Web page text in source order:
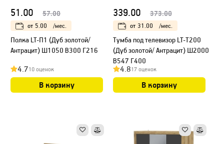
51.00 57.00
от 5.00 /мес.
Полка LT-П1 (Дуб золотой/
Антрацит) Ш1050 В300 Г216
4.710 оценок
В корзину
339.00 373.00
от 31.00 /мес.
Тумба под телевизор LT-Т200
(Дуб золотой/ Антрацит) Ш2000
В547 Г400
4.817 оценок
В корзину